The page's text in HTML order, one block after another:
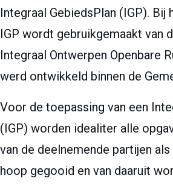
Integraal GebiedsPlan (IGP). Bij
IGP wordt gebruikgemaakt van
Integraal Ontwerpen Openbare
werd ontwikkeld binnen de
Voor de toepassing van een
(IGP) worden idealiter alle
van de deelnemende partijen
hoop gegooid en van daaruit